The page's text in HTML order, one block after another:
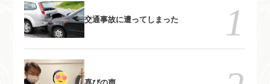
テナンス方法を指導していま
す。
テナンス方法を指導していま
す。
交通事故に遭ってしまった